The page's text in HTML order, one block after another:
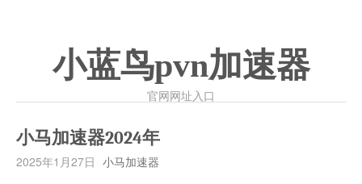
小蓝鸟pvn加速器
官网网址入口
小马加速器2024年
2025年1月27日 小马加速器